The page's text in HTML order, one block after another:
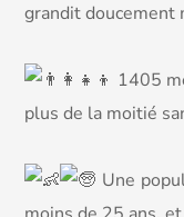
grandit
1405
plus de la moitié
Une